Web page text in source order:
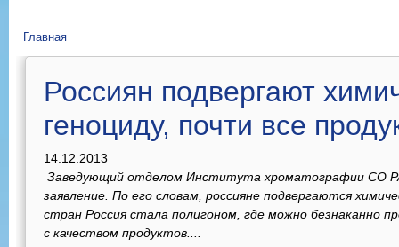
Главная
Россиян подвергают
геноциду, почти все
14.12.2013
Заведующий отделом Института хроматографии СО
заявление. По его словам, россияне подвергаются
стран Россия стала полигоном, где можно безнаканно
с качеством продуктов....